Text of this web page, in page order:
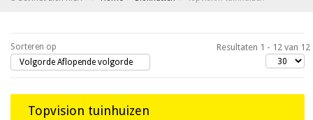
Sorteren op
Volgorde Aflopende volgorde
Resultaten 1 - 12 van 12
Topvision tuinhuizen